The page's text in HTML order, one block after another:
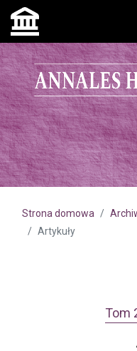
Przejdź do głównego
Przejdź do sekcji głównej
Przejdź do stopki
Main
Strona domowa
Artykuły
Tom